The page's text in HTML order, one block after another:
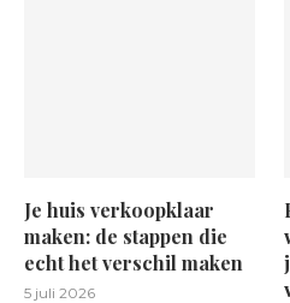
Je huis verkoopklaar
maken: de stappen die
echt het verschil maken
5 juli 2026